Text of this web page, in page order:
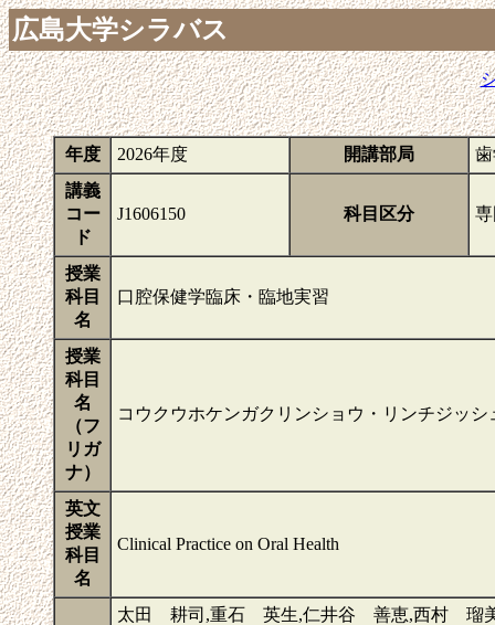
広島大学シラバス
年度 2026年度 開講部局
講義
コー
ド
J1606150 科目区分
授業
科目
名
口腔保健学臨床・臨地実習
授業
科目
名
（フ
リガ
ナ）
コウクウホケンガクリンショウ・リンチジッシ
英文
授業
科目
名
Clinical Practice on Oral Health
太田 耕司,重石 英生,仁井谷 善恵,西村 瑠